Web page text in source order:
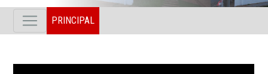
PRINCIPAL